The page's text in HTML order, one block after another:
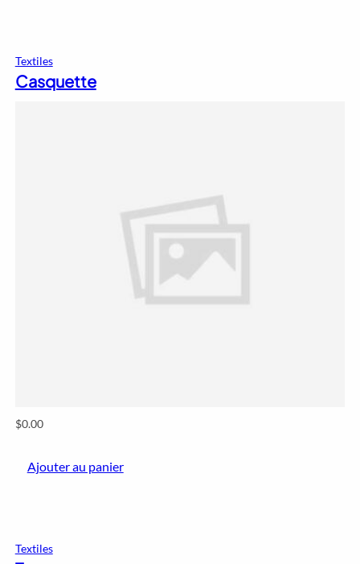
Textiles
Casquette
$0.00
Ajouter au panier
Textiles